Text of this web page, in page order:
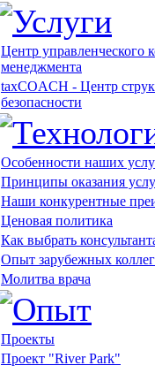
Центр управленческого
менеджмента
taxCOACH - Центр
безопасности
Особенности наших
Принципы оказания
Наши конкурентные
Ценовая политика
Как выбрать
Опыт зарубежных коллег
Молитва врача
Проекты
Проект "River Park"